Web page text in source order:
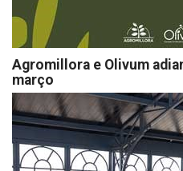
Agromillora e Olivum
março